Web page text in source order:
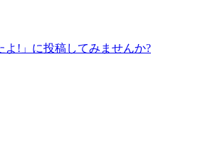
よ!」に投稿してみませんか?